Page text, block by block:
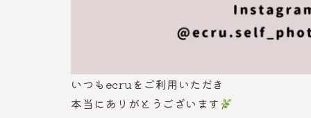
いつもecruをご利用いただき
本当にありがとうございます